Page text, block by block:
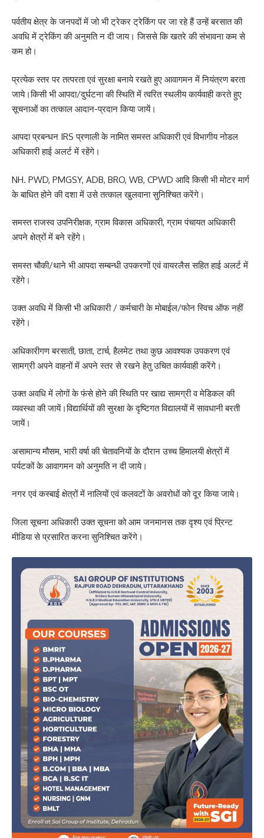
पर्वतीय क्षेत्र के जनपदों में जो भी ट्रेकर ट्रेकिंग पर जा रहे हैं उन्हें बरसात की
अवधि में ट्रेकिंग की अनुमति न दी जाय। जिससे कि खतरे की संभावना कम से
कम हो।
प्रत्येक स्तर पर तत्परता एवं सुरक्षा बनाये रखते हुए आवागमन में नियंत्रण बरता
जाये।किसी भी आपदा/दुर्घटना की स्थिति में त्वरित स्थलीय कार्यवाही करते हुए
सूचनाओं का तत्काल आदान-प्रदान किया जायें।
आपदा प्रबन्धन IRS प्रणाली के नामित समस्त अधिकारी एवं विभागीय नोडल
अधिकारी हाई अलर्ट में रहेंगे।
NH. PWD, PMGSY, ADB, BRO, WB, CPWD आदि किसी भी मोटर मार्ग
के बाधित होने की दशा में उसे तत्काल खुलवाना सुनिश्चित करेंगे।
समस्त राजस्व उपनिरीक्षक, ग्राम विकास अधिकारी, ग्राम पंचायत अधिकारी
अपने क्षेत्रों में बने रहेंगे।
समस्त चौकी/थाने भी आपदा सम्बन्धी उपकरणों एवं वायरलैस सहित हाई अलर्ट में
रहेंगे।
उक्त अवधि में किसी भी अधिकारी / कर्मचारी के मोबाईल/फोन स्विच ऑफ नहीं
रहेंगे।
अधिकारीगण बरसाती, छाता, टार्च, हैलमेट तथा कुछ आवश्यक उपकरण एवं
सामग्री अपने वाहनों में अपने स्तर से रखने हेतु उचित कार्यवाही करेंगे।
उक्त अवधि में लोगों के फंसे होने की स्थिति पर खाद्य सामग्री व मेडिकल की
व्यवस्था की जायें।विद्यार्थियों की सुरक्षा के दृष्टिगत विद्यालयों में सावधानी बरती
जायें।
असामान्य मौसम, भारी वर्षा की चेतावनियों के दौरान उच्च हिमालयी क्षेत्रों में
पर्यटकों के आवागमन को अनुमति न दी जाये।
नगर एवं कस्बाई क्षेत्रों में नालियों एवं कलवटों के अवरोधों को दूर किया जाये।
जिला सूचना अधिकारी उक्त सूचना को आम जनमानस तक दृश्य एवं प्रिन्ट
मीडिया से प्रसारित करना सुनिश्चित करेंगे।